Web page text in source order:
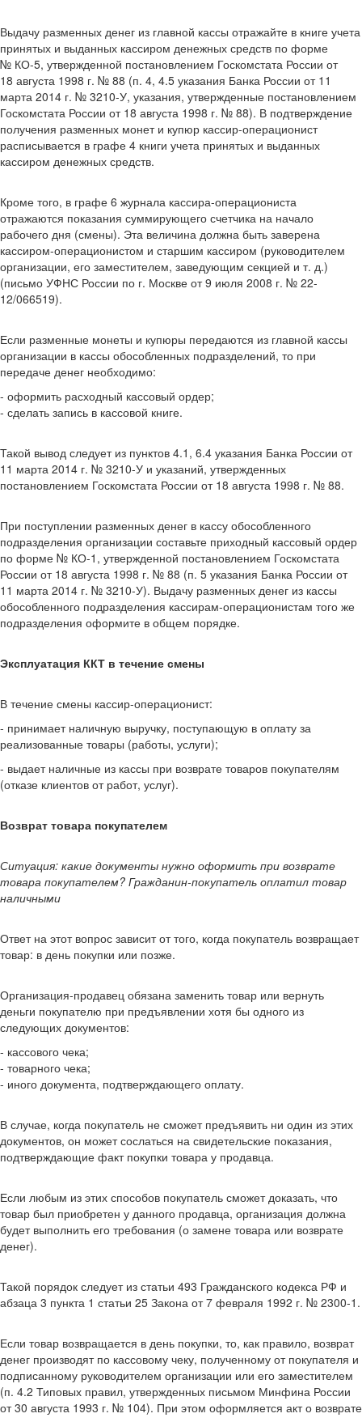
Выдачу разменных денег из главной кассы отражайте в книге учета
принятых и выданных кассиром денежных средств по форме
№ КО-5, утвержденной постановлением Госкомстата России от
18 августа 1998 г. № 88 (п. 4, 4.5 указания Банка России от 11
марта 2014 г. № 3210-У, указания, утвержденные постановлением
Госкомстата России от 18 августа 1998 г. № 88). В подтверждение
получения разменных монет и купюр кассир-операционист
расписывается в графе 4 книги учета принятых и выданных
кассиром денежных средств.
Кроме того, в графе 6 журнала кассира-операциониста
отражаются показания суммирующего счетчика на начало
рабочего дня (смены). Эта величина должна быть заверена
кассиром-операционистом и старшим кассиром (руководителем
организации, его заместителем, заведующим секцией и т. д.)
(письмо УФНС России по г. Москве от 9 июля 2008 г. № 22-
12/066519).
Если разменные монеты и купюры передаются из главной кассы
организации в кассы обособленных подразделений, то при
передаче денег необходимо:
- оформить расходный кассовый ордер;
- сделать запись в кассовой книге.
Такой вывод следует из пунктов 4.1, 6.4 указания Банка России от
11 марта 2014 г. № 3210-У и указаний, утвержденных
постановлением Госкомстата России от 18 августа 1998 г. № 88.
При поступлении разменных денег в кассу обособленного
подразделения организации составьте приходный кассовый ордер
по форме № КО-1, утвержденной постановлением Госкомстата
России от 18 августа 1998 г. № 88 (п. 5 указания Банка России от
11 марта 2014 г. № 3210-У). Выдачу разменных денег из кассы
обособленного подразделения кассирам-операционистам того же
подразделения оформите в общем порядке.
Эксплуатация ККТ в течение смены
В течение смены кассир-операционист:
- принимает наличную выручку, поступающую в оплату за
реализованные товары (работы, услуги);
- выдает наличные из кассы при возврате товаров покупателям
(отказе клиентов от работ, услуг).
Возврат товара покупателем
Ситуация: какие документы нужно оформить при возврате
товара покупателем? Гражданин-покупатель оплатил товар
наличными
Ответ на этот вопрос зависит от того, когда покупатель возвращает
товар: в день покупки или позже.
Организация-продавец обязана заменить товар или вернуть
деньги покупателю при предъявлении хотя бы одного из
следующих документов:
- кассового чека;
- товарного чека;
- иного документа, подтверждающего оплату.
В случае, когда покупатель не сможет предъявить ни один из этих
документов, он может сослаться на свидетельские показания,
подтверждающие факт покупки товара у продавца.
Если любым из этих способов покупатель сможет доказать, что
товар был приобретен у данного продавца, организация должна
будет выполнить его требования (о замене товара или возврате
денег).
Такой порядок следует из статьи 493 Гражданского кодекса РФ и
абзаца 3 пункта 1 статьи 25 Закона от 7 февраля 1992 г. № 2300-1.
Если товар возвращается в день покупки, то, как правило, возврат
денег производят по кассовому чеку, полученному от покупателя и
подписанному руководителем организации или его заместителем
(п. 4.2 Типовых правил, утвержденных письмом Минфина России
от 30 августа 1993 г. № 104). При этом оформляется акт о возврате